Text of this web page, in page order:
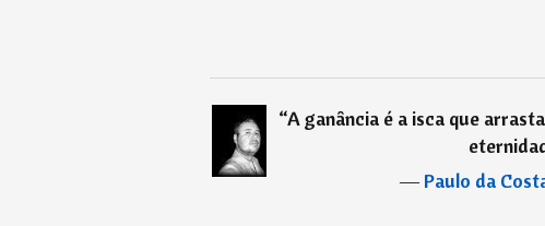
“A ganância é a isca que
―Paulo da